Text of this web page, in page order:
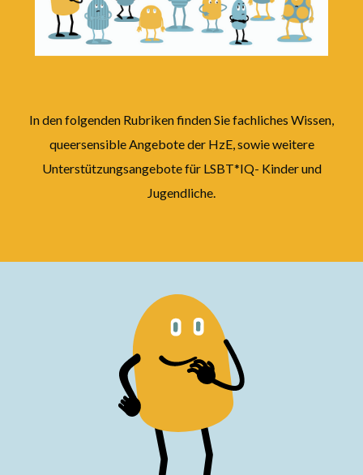
In den folgenden Rubriken finden Sie fachliches Wissen,
queersensible Angebote der HzE, sowie weitere
Unterstützungsangebote für LSBT*IQ- Kinder und
Jugendliche.